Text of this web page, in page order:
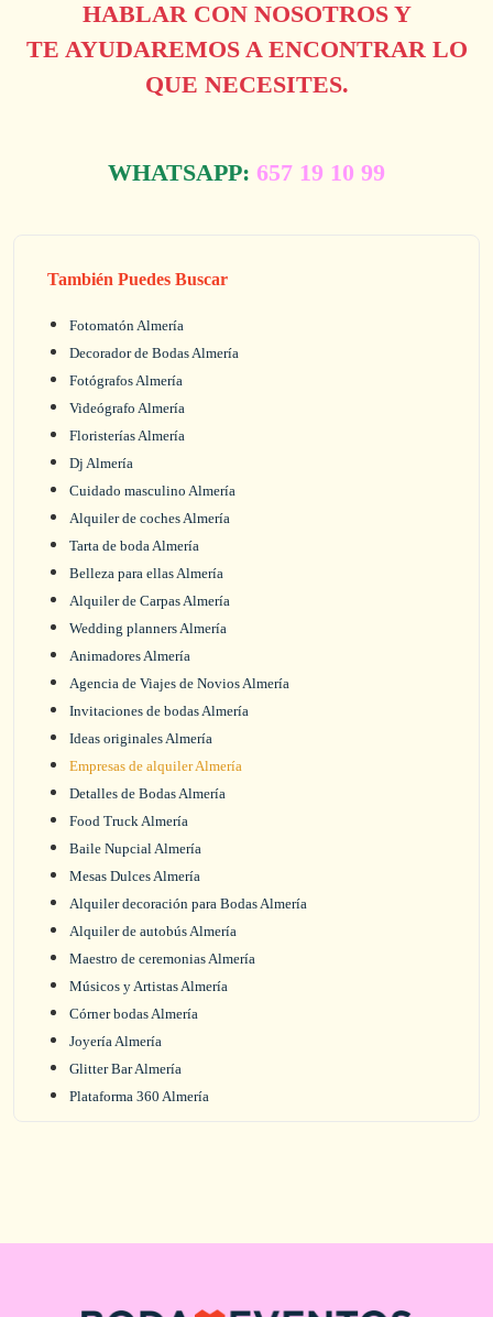
HABLAR CON NOSOTROS Y
TE AYUDAREMOS A ENCONTRAR LO
QUE NECESITES.
WHATSAPP: 657 19 10 99
También Puedes Buscar
Fotomatón Almería
Decorador de Bodas Almería
Fotógrafos Almería
Videógrafo Almería
Floristerías Almería
Dj Almería
Cuidado masculino Almería
Alquiler de coches Almería
Tarta de boda Almería
Belleza para ellas Almería
Alquiler de Carpas Almería
Wedding planners Almería
Animadores Almería
Agencia de Viajes de Novios Almería
Invitaciones de bodas Almería
Ideas originales Almería
Empresas de alquiler Almería
Detalles de Bodas Almería
Food Truck Almería
Baile Nupcial Almería
Mesas Dulces Almería
Alquiler decoración para Bodas Almería
Alquiler de autobús Almería
Maestro de ceremonias Almería
Músicos y Artistas Almería
Córner bodas Almería
Joyería Almería
Glitter Bar Almería
Plataforma 360 Almería